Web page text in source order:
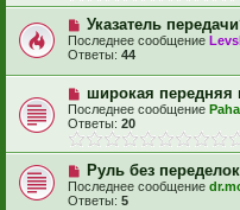
Указатель
Последнее сообщение
Ответы: 44
широкая передняя
Последнее сообщение
Ответы: 20
Руль без
Последнее сообщение
Ответы: 5